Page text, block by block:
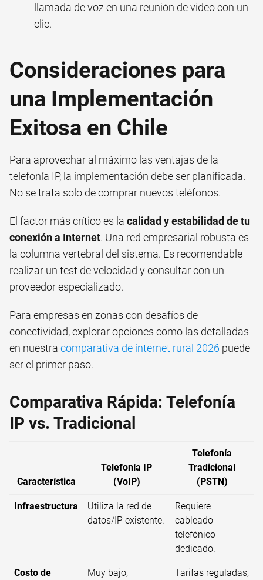
llamada de voz en una reunión de video con un
clic.
Consideraciones para
una Implementación
Exitosa en Chile
Para aprovechar al máximo las ventajas de la
telefonía IP, la implementación debe ser planificada.
No se trata solo de comprar nuevos teléfonos.
El factor más crítico es la calidad y estabilidad de tu
conexión a Internet. Una red empresarial robusta es
la columna vertebral del sistema. Es recomendable
realizar un test de velocidad y consultar con un
proveedor especializado.
Para empresas en zonas con desafíos de
conectividad, explorar opciones como las detalladas
en nuestra comparativa de internet rural 2026 puede
ser el primer paso.
Comparativa Rápida: Telefonía
IP vs. Tradicional
Característica
Telefonía IP
(VoIP)
Telefonía
Tradicional
(PSTN)
Infraestructura
Utiliza la red de
datos/IP existente.
Requiere
cableado
telefónico
dedicado.
Costo de
Muy bajo,
Tarifas reguladas,